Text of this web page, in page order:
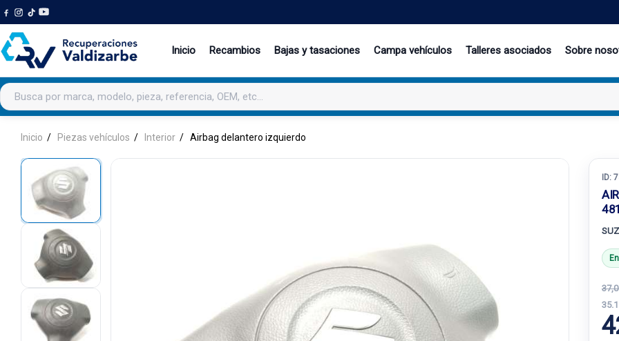
Inicio Recambios Bajas y tasaciones Campa vehículos Talleres asociados Sobre
Buscar productos
Inicio Piezas vehículos Interior Airbag delantero izquierdo
ID: